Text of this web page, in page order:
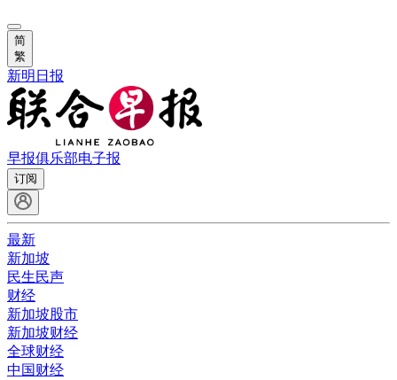
简
繁
新明日报
早报俱乐部电子报
订阅
最新
新加坡
民生民声
财经
新加坡股市
新加坡财经
全球财经
中国财经